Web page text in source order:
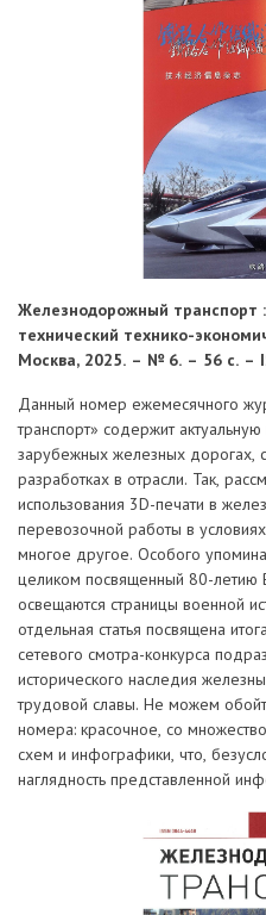
Железнодорожный транспорт
технический технико-
Москва, 2025. – № 6. – 56 с. –
Данный номер ежемесячного
транспорт» содержит
зарубежных железных
разработках в отрасли. Так,
использования 3D-печати в
перевозочной работы в
многое другое. Особого
целиком посвященный 80-летию
освещаются страницы военной
отдельная статья посвящена
сетевого смотра-конкурса
исторического наследия
трудовой славы. Не можем
номера: красочное, со
схем и инфографики, что,
наглядность представленной